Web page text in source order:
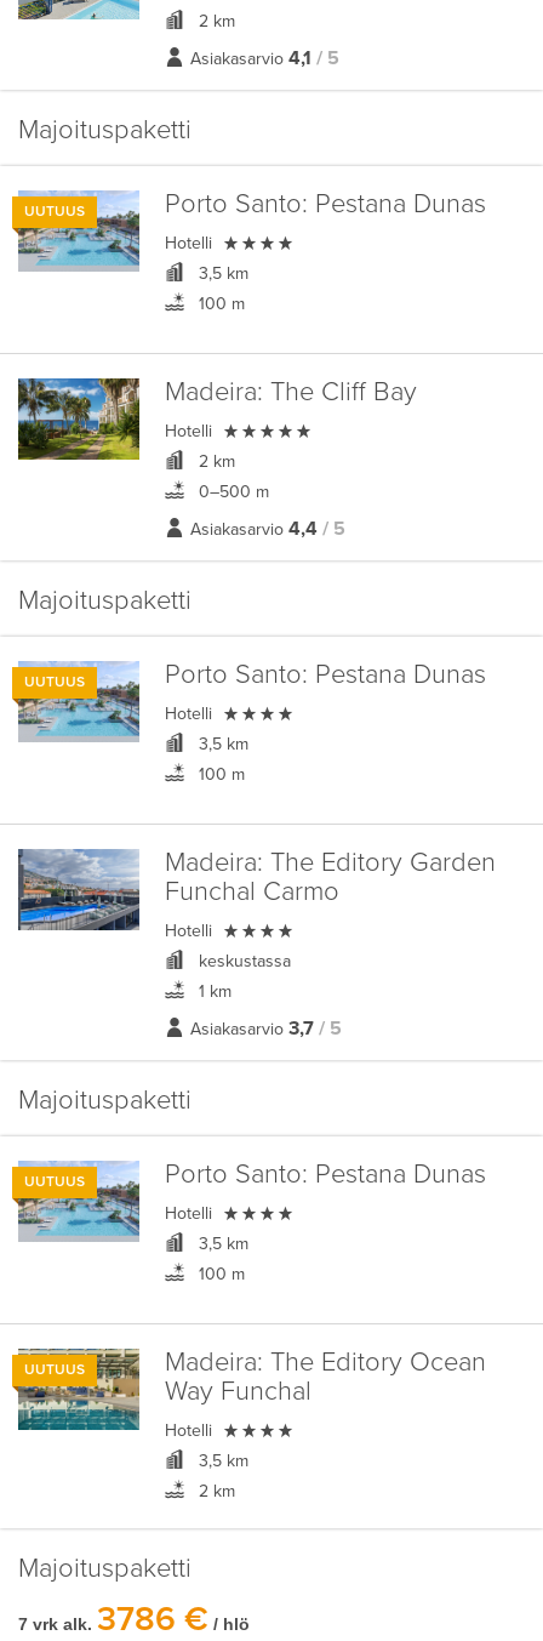
2 km
Asiakasarvio 4,1 / 5
Majoituspaketti
UUTUUS Porto Santo: Pestana Dunas
Hotelli 
3,5 km
100 m
Madeira: The Cliff Bay
Hotelli 
2 km
0–500 m
Asiakasarvio 4,4 / 5
Majoituspaketti
UUTUUS Porto Santo: Pestana Dunas
Hotelli 
3,5 km
100 m
Madeira: The Editory Garden
Funchal Carmo
Hotelli 
keskustassa
1 km
Asiakasarvio 3,7 / 5
Majoituspaketti
UUTUUS Porto Santo: Pestana Dunas
Hotelli 
3,5 km
100 m
UUTUUS Madeira: The Editory Ocean
Way Funchal
Hotelli 
3,5 km
2 km
Majoituspaketti
7 vrk alk. 3786 € / hlö